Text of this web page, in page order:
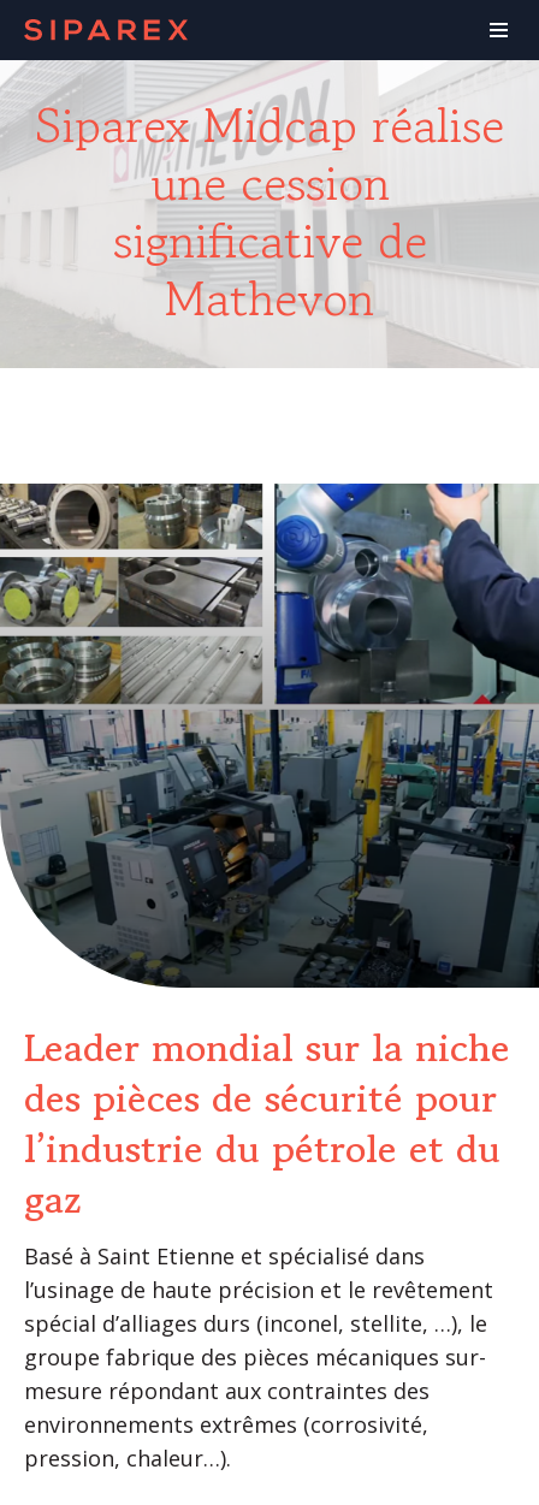
Siparex Midcap réalise
une cession
significative de
Mathevon
Leader mondial sur la niche
des pièces de sécurité pour
l’industrie du pétrole et du
gaz
Basé à Saint Etienne et spécialisé dans
l’usinage de haute précision et le revêtement
spécial d’alliages durs (inconel, stellite, …), le
groupe fabrique des pièces mécaniques sur-
mesure répondant aux contraintes des
environnements extrêmes (corrosivité,
pression, chaleur…).